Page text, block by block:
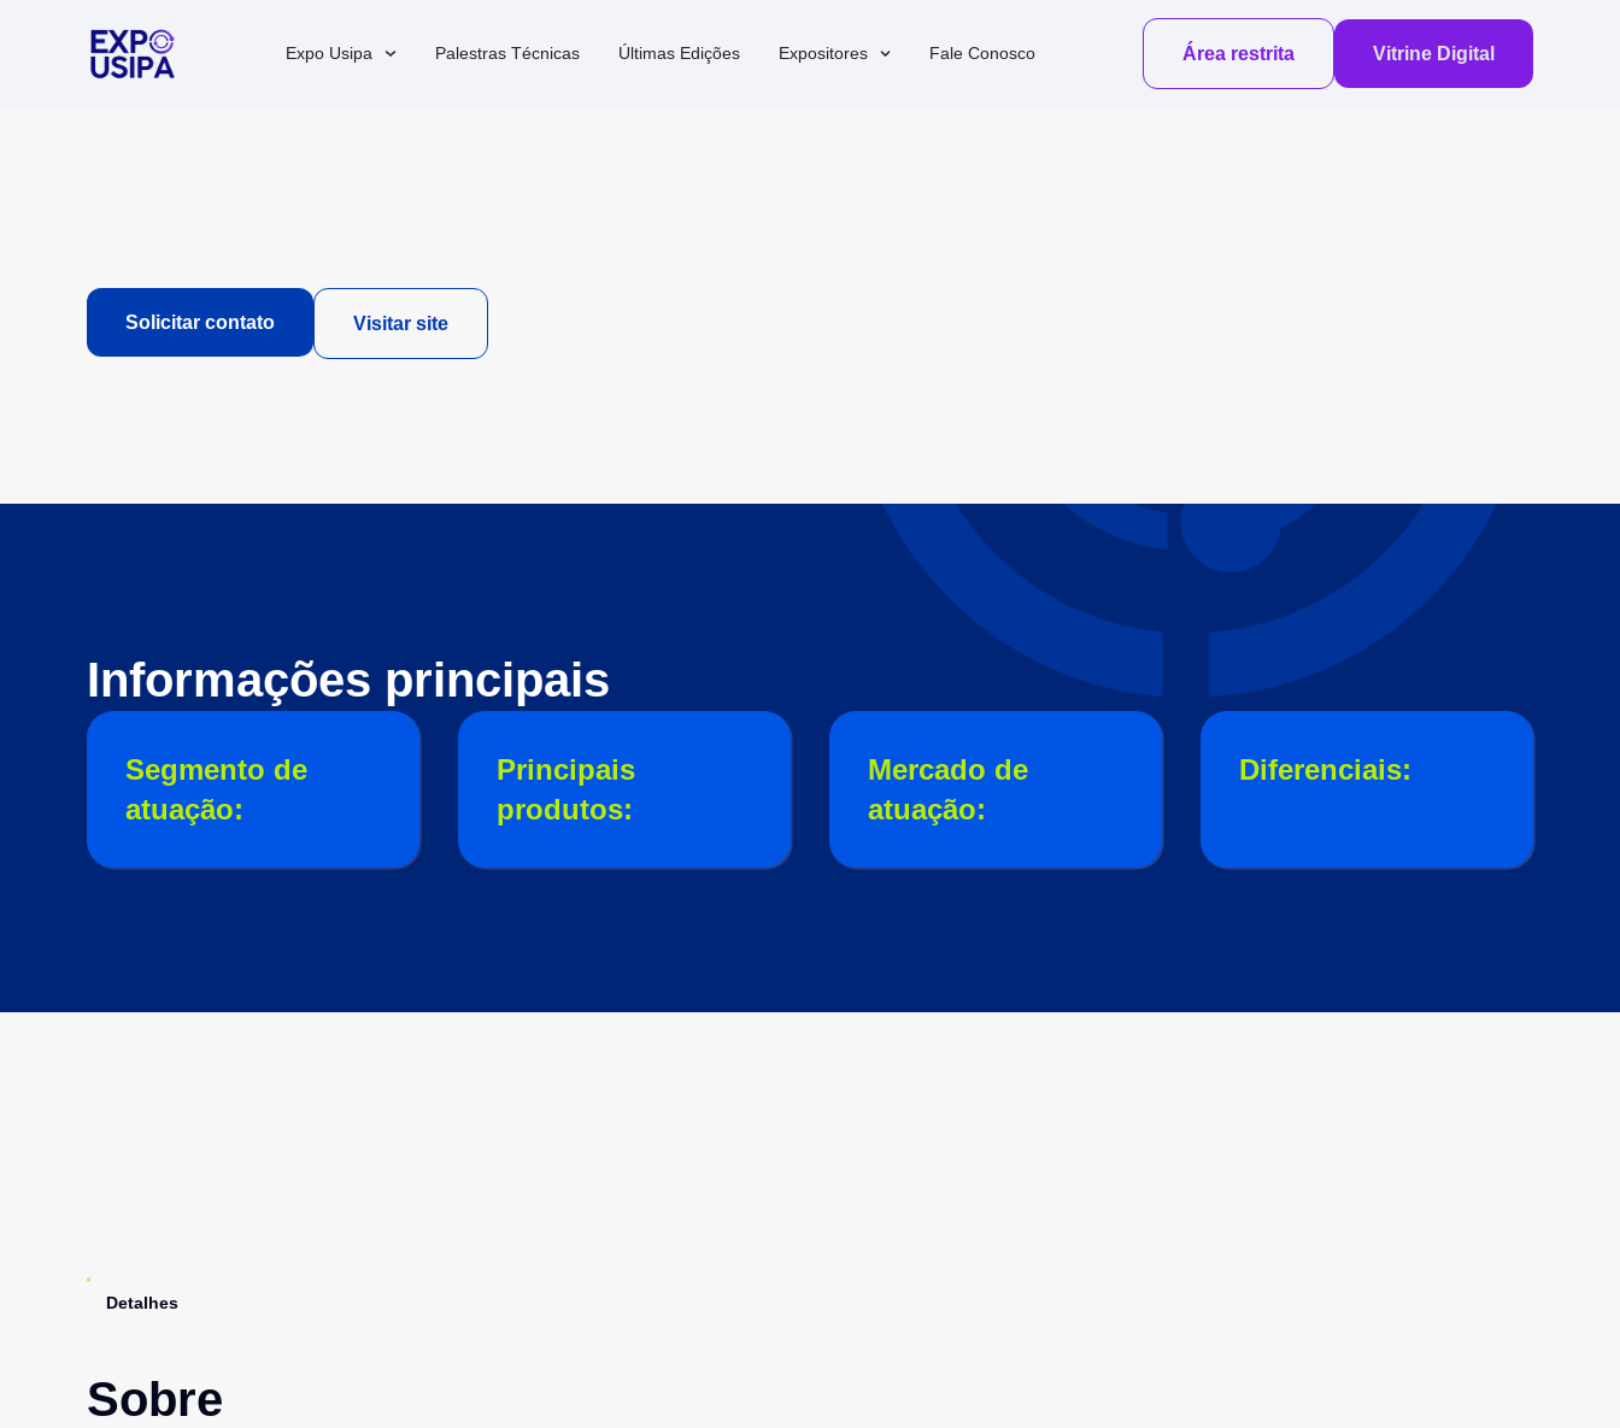
Expo Usipa Palestras Técnicas Últimas Edições Expositores Fale Conosco Área restrita Vitrine Digital
Solicitar contato Visitar site
Informações principais
Segmento de
atuação:
Principais
produtos:
Mercado de
atuação:
Diferenciais:
Detalhes
Sobre